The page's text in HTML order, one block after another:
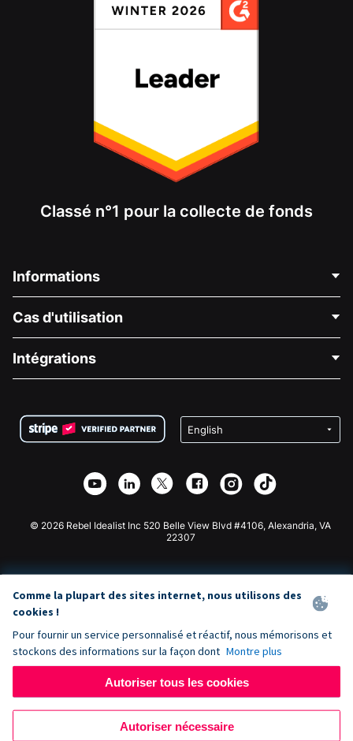
Classé n°1 pour la collecte de fonds
Informations
À propos de nous
Carrières
Confidentialité
Partenariat d'affiliation
Bibliothèque
Cas d'utilisation
Collecte de fonds médicale
Collecte de fonds caritative
Intégrations
Plugin de don Wix
Application de don Webflow
Don Joomla
© 2026 Rebel Idealist Inc 520 Belle View Blvd #4106, Alexandria, VA
22307
Comme la plupart des sites internet, nous utilisons des
cookies !
Pour fournir un service personnalisé et réactif, nous mémorisons et
stockons des informations sur la façon dont Montre plus
Autoriser tous les cookies
Autoriser nécessaire